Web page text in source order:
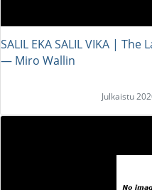
SALIL EKA SALIL VIKA | The
― Miro Wallin
Julkaistu